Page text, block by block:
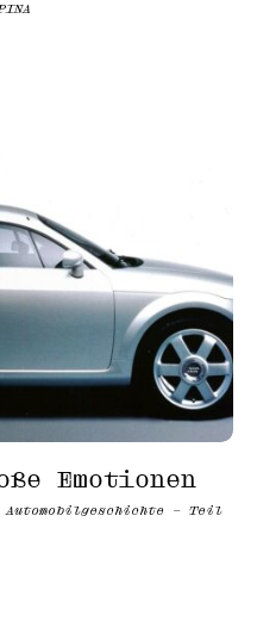
Emotionen
Automobilgeschichte – Teil